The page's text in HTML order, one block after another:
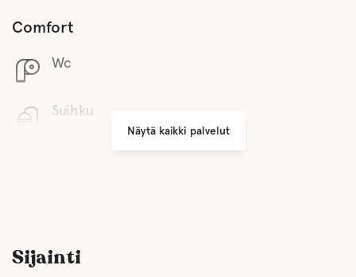
Comfort
Wc
Suihku
Näytä kaikki palvelut
Sijainti